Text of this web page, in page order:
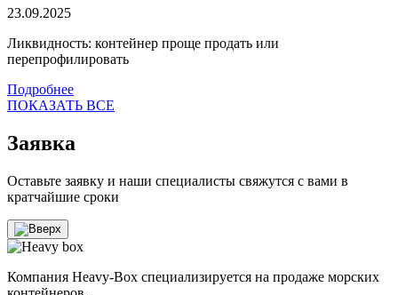
23.09.2025
Ликвидность: контейнер проще продать или
перепрофилировать
Подробнее
ПОКАЗАТЬ ВСЕ
Заявка
Оставьте заявку и наши специалисты свяжутся с вами в
кратчайшие сроки
Компания Heavy-Box специализируется на продаже морских